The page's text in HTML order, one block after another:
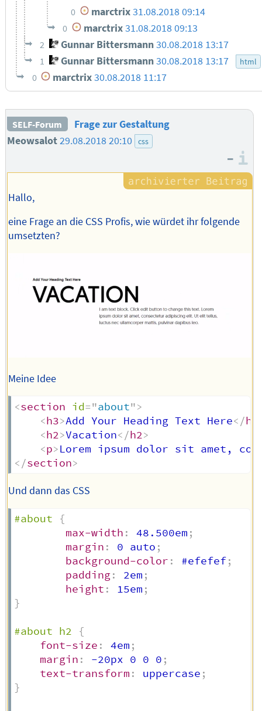
0 marctrix31.08.2018 09:14
0 marctrix31.08.2018 09:13
2 Gunnar Bittersmann 30.08.2018 13:17
1 Gunnar Bittersmann 30.08.2018 13:17 html
0 marctrix30.08.2018 11:17
SELF-Forum
Frage zur Gestaltung
Meowsalot29.08.2018 20:10 css
–
Hallo,
eine Frage an die CSS Profis, wie würdet ihr folgende
umsetzten?
Meine Idee
<section id="about">
<h3>Add Your Heading Text Here</h3
<h2>Vacation</h2>
<p>Lorem ipsum dolor sit amet,
</section>
Und dann das CSS
#about
{
max-width : 48.500em ;
margin : 0 auto ;
background-color : #efefef;
padding: 2em ;
height : 15em ;
}
#about h2
{
font-size : 4em ;
margin : -20px 0 0 0 ;
text-transform : uppercase ;
}